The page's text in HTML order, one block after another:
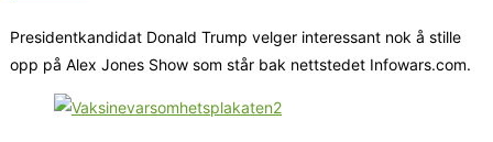
Presidentkandidat Donald Trump velger interessant nok å stille
opp på Alex Jones Show som står bak nettstedet Infowars.com.